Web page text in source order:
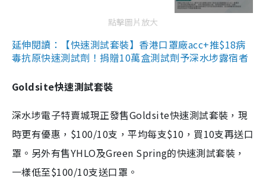
點擊圖片放大
延伸閱讀：【快速測試套裝】香港口罩廠acc+推$18病
毒抗原快速測試劑！捐贈10萬盒測試劑予深水埗露宿者
Goldsite快速測試套裝
深水埗電子特賣城現正發售Goldsite快速測試套裝，現
時更有優惠，$100/10支，平均每支$10，買10支再送口
罩。另外有售YHLO及Green Spring的快速測試套裝，
一樣低至$100/10支送口罩。